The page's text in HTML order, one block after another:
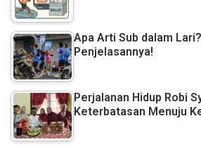
Apa Arti Sub dalam
Penjelasannya!
Perjalanan Hidup Robi
Keterbatasan Menuju